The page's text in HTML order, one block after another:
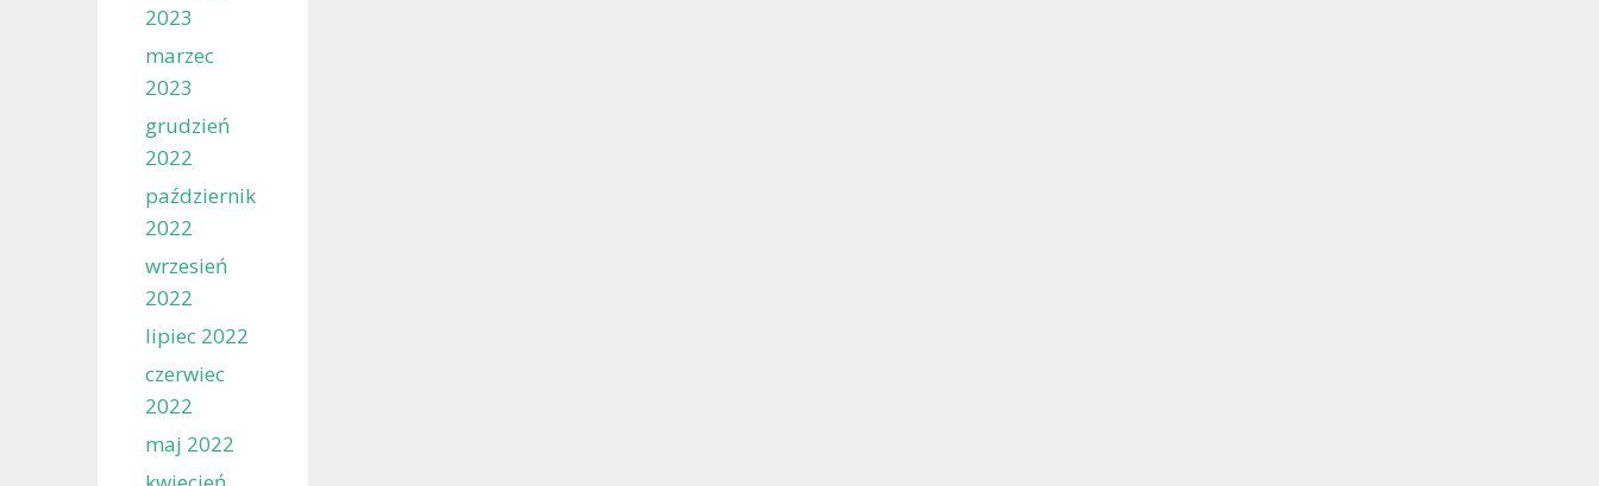
2023
marzec
2023
grudzień
2022
październik
2022
wrzesień
2022
lipiec 2022
czerwiec
2022
maj 2022